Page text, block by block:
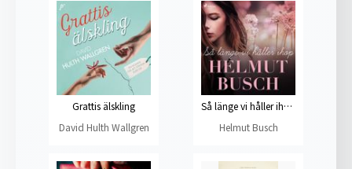
Grattis älskling
David Hulth Wallgren
Så länge vi håller ihop
Helmut Busch